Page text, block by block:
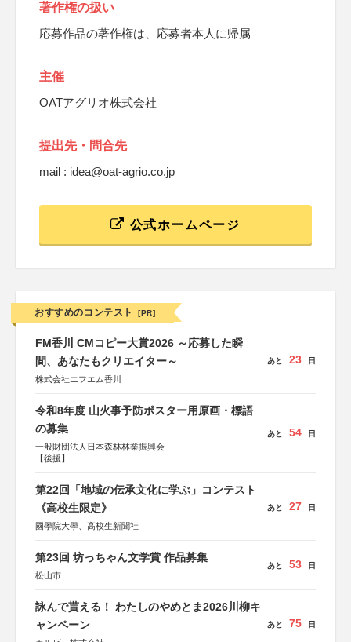
著作権の扱い
応募作品の著作権は、応募者本人に帰属
主催
OATアグリオ株式会社
提出先・問合先
mail : idea@oat-agrio.co.jp
公式ホームページ
おすすめのコンテスト [PR]
FM香川 CMコピー大賞2026 ～応募した瞬
間、あなたもクリエイター～
株式会社エフエム香川
あと 23 日
令和8年度 山火事予防ポスター用原画・標語
の募集
一般財団法人日本森林林業振興会
【後援】
あと 54 日
第22回「地域の伝承文化に学ぶ」コンテスト
《高校生限定》
國學院大學、高校生新聞社
あと 27 日
第23回 坊っちゃん文学賞 作品募集
松山市
あと 53 日
詠んで貰える！ わたしのやめとま2026川柳キ
ャンペーン
あと 75 日